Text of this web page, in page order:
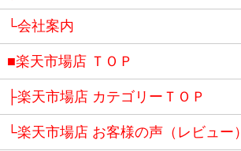
└会社案内
■楽天市場店 ＴＯＰ
├楽天市場店 カテゴリーＴＯＰ
└楽天市場店 お客様の声（レビュー）